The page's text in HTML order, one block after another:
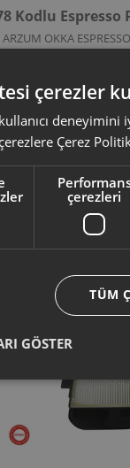
Kodlu
OKKA
ürün kodlu bu su
aksesuar ve sarf
uyumlu olup
kullanım kılavuzu
parça ve garanti
çerezler
Çerez
çerezleri
TÜM
GÖSTER